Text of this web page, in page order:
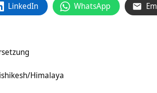
LinkedIn WhatsApp
Himalaya